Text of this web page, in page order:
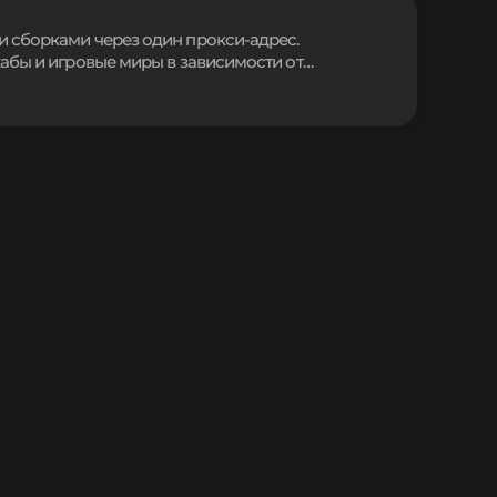
мира.
через один прокси-адрес.
и игровые миры в зависимости от
обеспечивает корректное распределение